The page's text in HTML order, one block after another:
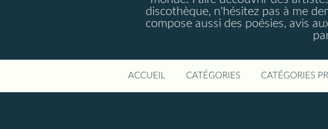
discothèque, n'hésitez pas à me
compose aussi des poésies, avis
ACCUEIL CATÉGORIES CATÉGORIES